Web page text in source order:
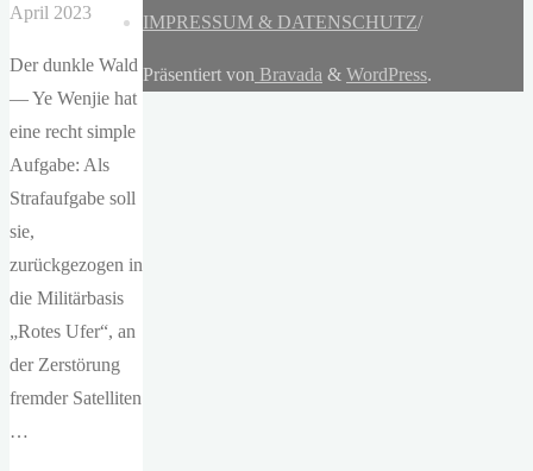
April 2023
Der dunkle Wald
— Ye Wenjie hat
eine recht simple
Aufgabe: Als
Strafaufgabe soll
sie,
zurückgezogen in
die Militärbasis
„Rotes Ufer“, an
der Zerstörung
fremder Satelliten
…
IMPRESSUM & DATENSCHUTZ/
Präsentiert von Bravada & WordPress.